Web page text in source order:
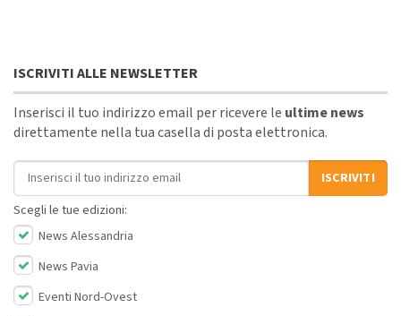
ISCRIVITI ALLE NEWSLETTER
Inserisci il tuo indirizzo email per ricevere le ultime news
direttamente nella tua casella di posta elettronica.
Indirizzo email
ISCRIVITI
Scegli le tue edizioni:
News Alessandria
News Pavia
Eventi Nord-Ovest